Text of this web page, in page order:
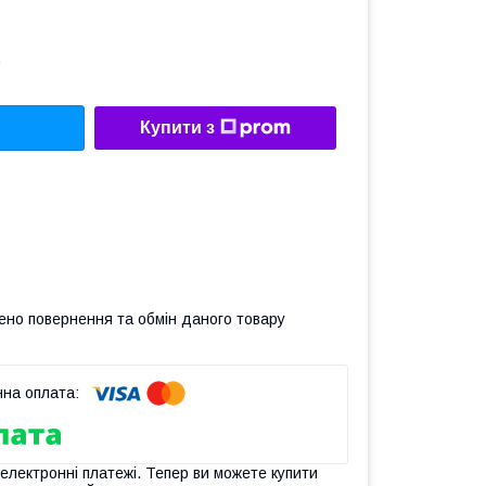
Купити з
повернення та обмін даного товару
платежі. Тепер ви можете купити